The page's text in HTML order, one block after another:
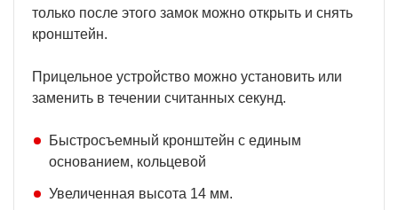
только после этого замок можно открыть и снять
кронштейн.
Прицельное устройство можно установить или
заменить в течении считанных секунд.
Быстросъемный кронштейн с единым
основанием, кольцевой
Увеличенная высота 14 мм.